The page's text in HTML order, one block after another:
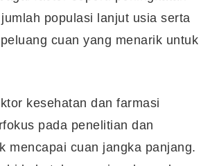
populasi lanjut usia serta
cuan yang menarik untuk
kesehatan dan farmasi
pada penelitian dan
mencapai cuan jangka panjang.